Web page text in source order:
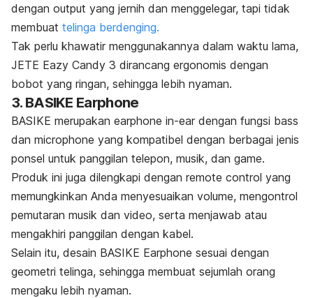
dengan output yang jernih dan menggelegar, tapi tidak
membuat telinga berdenging.
Tak perlu khawatir menggunakannya dalam waktu lama,
JETE Eazy Candy 3 dirancang ergonomis dengan
bobot yang ringan, sehingga lebih nyaman.
3. BASIKE Earphone
BASIKE merupakan earphone in-ear dengan fungsi bass
dan microphone yang kompatibel dengan berbagai jenis
ponsel untuk panggilan telepon, musik, dan game.
Produk ini juga dilengkapi dengan remote control yang
memungkinkan Anda menyesuaikan volume, mengontrol
pemutaran musik dan video, serta menjawab atau
mengakhiri panggilan dengan kabel.
Selain itu, desain BASIKE Earphone sesuai dengan
geometri telinga, sehingga membuat sejumlah orang
mengaku lebih nyaman.